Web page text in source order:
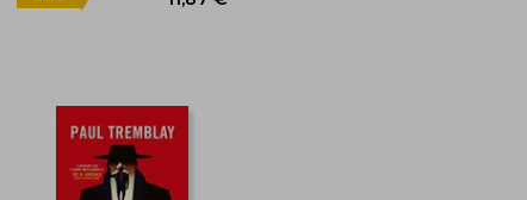
11,24 €
10,68 € dcto.